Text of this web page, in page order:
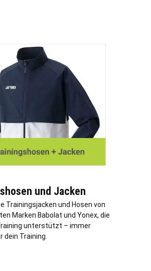
und Jacken
Trainingsjacken und Hosen von
Marken Babolat und Yonex, die
unterstützt – immer
dein Training.